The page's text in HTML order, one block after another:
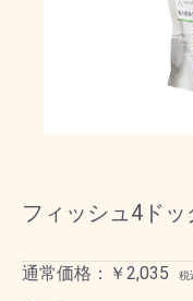
フィッシュ4ド
通常価格：￥2,035 税